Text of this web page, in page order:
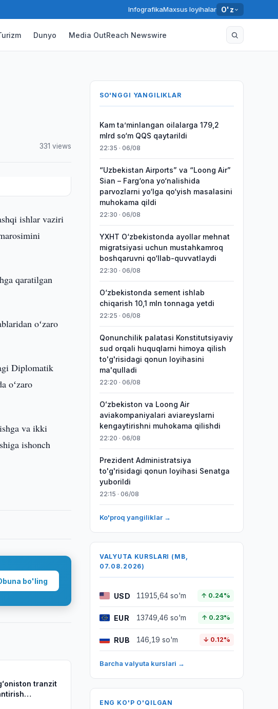
InfografikaMaxsus loyihalar O'z
Dunyo Media OutReach Newswire
331 views
ishlar vaziri
qaratilgan
oʻzaro
Diplomatik
oʻzaro
va ikki
ishonch
bo'ling
tranzit
qilishdi
SO'NGGI YANGILIKLAR
Kam taʼminlangan oilalarga 179,2
mlrd so‘m QQS qaytarildi
22:35 · 06/08
“Uzbekistan Airports” va “Loong Air”
Sian – Farg‘ona yo‘nalishida
parvozlarni yo‘lga qo‘yish masalasini
muhokama qildi
22:30 · 06/08
YXHT O‘zbekistonda ayollar mehnat
migratsiyasi uchun mustahkamroq
boshqaruvni qo‘llab-quvvatlaydi
22:30 · 06/08
O‘zbekistonda sement ishlab
chiqarish 10,1 mln tonnaga yetdi
22:25 · 06/08
Qonunchilik palatasi Konstitutsiyaviy
sud orqali huquqlarni himoya qilish
to'g'risidagi qonun loyihasini
ma'qulladi
22:20 · 06/08
Oʻzbekiston va Loong Air
aviakompaniyalari aviareyslarni
kengaytirishni muhokama qilishdi
22:20 · 06/08
Prezident Administratsiya
to'g'risidagi qonun loyihasi Senatga
yuborildi
22:15 · 06/08
Ko'proq yangiliklar →
VALYUTA KURSLARI (MB,
07.08.2026)
USD 11915,64 so'm ↑ 0.24%
EUR 13749,46 so'm ↑ 0.23%
RUB 146,19 so'm ↓ 0.12%
Barcha valyuta kurslari →
ENG KO'P O'QILGAN